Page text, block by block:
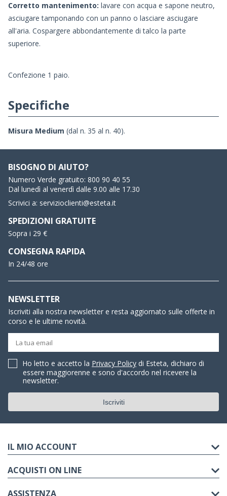
Corretto mantenimento: lavare con acqua e sapone neutro,
asciugare tamponando con un panno o lasciare asciugare
all'aria. Cospargere abbondantemente di talco la parte
superiore.
Confezione 1 paio.
Specifiche
Misura Medium (dal n. 35 al n. 40).
BISOGNO DI AIUTO?
Numero Verde gratuito: 800 90 40 55
Dal lunedì al venerdì dalle 9.00 alle 17.30
Scrivici a: servizioclienti@esteta.it
SPEDIZIONI GRATUITE
Sopra i 29 €
CONSEGNA RAPIDA
In 24/48 ore
NEWSLETTER
Iscriviti alla nostra newsletter e resta aggiornato sulle offerte in
corso e le ultime novità.
Ho letto e accetto la Privacy Policy di Esteta, dichiaro di
essere maggiorenne e sono d'accordo nel ricevere la
newsletter.
IL MIO ACCOUNT
ACQUISTI ON LINE
ASSISTENZA